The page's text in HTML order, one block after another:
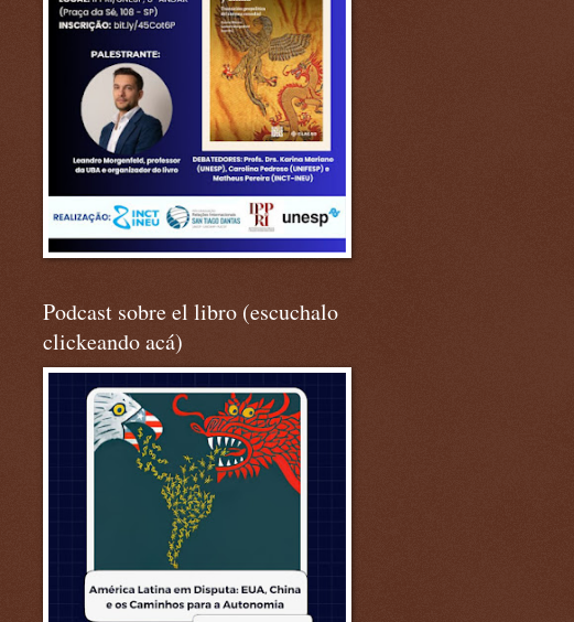
Podcast sobre el libro (escuchalo
clickeando acá)